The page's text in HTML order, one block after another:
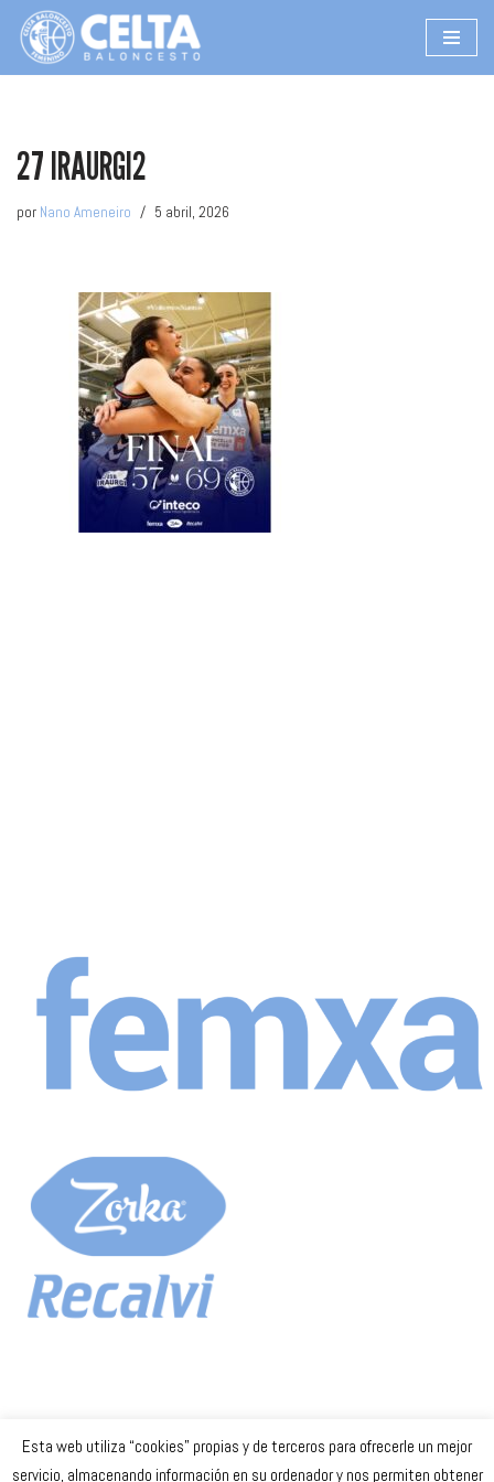
Saltar
27 IRAURGI2
por Nano Ameneiro 5 abril, 2026
Celta Baloncesto Femenino. 2023
Esta web utiliza “cookies” propias y de terceros para ofrecerle un mejor
servicio, almacenando información en su ordenador y nos permiten obtener